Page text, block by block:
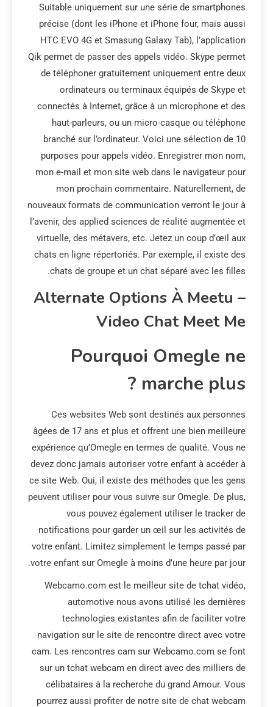
Suitable uniquement sur une série de smartphones
précise (dont les iPhone et iPhone four, mais aussi
HTC EVO 4G et Smasung Galaxy Tab), l’application
Qik permet de passer des appels vidéo. Skype permet
de téléphoner gratuitement uniquement entre deux
ordinateurs ou terminaux équipés de Skype et
connectés à Internet, grâce à un microphone et des
haut-parleurs, ou un micro-casque ou téléphone
branché sur l’ordinateur. Voici une sélection de 10
purposes pour appels vidéo. Enregistrer mon nom,
mon e-mail et mon site web dans le navigateur pour
mon prochain commentaire. Naturellement, de
nouveaux formats de communication verront le jour à
l’avenir, des applied sciences de réalité augmentée et
virtuelle, des métavers, etc. Jetez un coup d’œil aux
chats en ligne répertoriés. Par exemple, il existe des
chats de groupe et un chat séparé avec les filles.
Alternate Options À Meetu –
Video Chat Meet Me
Pourquoi Omegle ne
marche plus ?
Ces websites Web sont destinés aux personnes
âgées de 17 ans et plus et offrent une bien meilleure
expérience qu’Omegle en termes de qualité. Vous ne
devez donc jamais autoriser votre enfant à accéder à
ce site Web. Oui, il existe des méthodes que les gens
peuvent utiliser pour vous suivre sur Omegle. De plus,
vous pouvez également utiliser le tracker de
notifications pour garder un œil sur les activités de
votre enfant. Limitez simplement le temps passé par
votre enfant sur Omegle à moins d’une heure par jour.
Webcamo.com est le meilleur site de tchat vidéo,
automotive nous avons utilisé les dernières
technologies existantes afin de faciliter votre
navigation sur le site de rencontre direct avec votre
cam. Les rencontres cam sur Webcamo.com se font
sur un tchat webcam en direct avec des milliers de
célibataires à la recherche du grand Amour. Vous
pourrez aussi profiter de notre site de chat webcam